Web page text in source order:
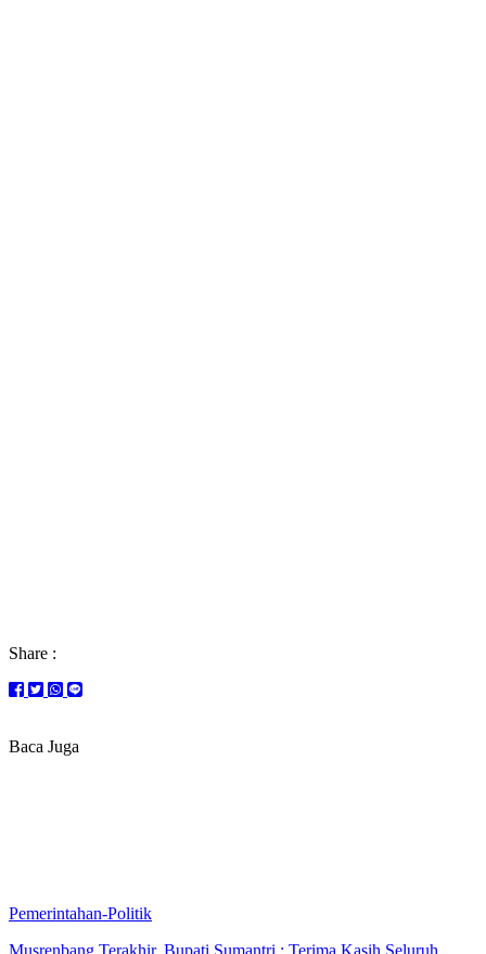
Share :
Baca Juga
Pemerintahan-Politik
Musrenbang Terakhir, Bupati Sumantri : Terima Kasih Seluruh